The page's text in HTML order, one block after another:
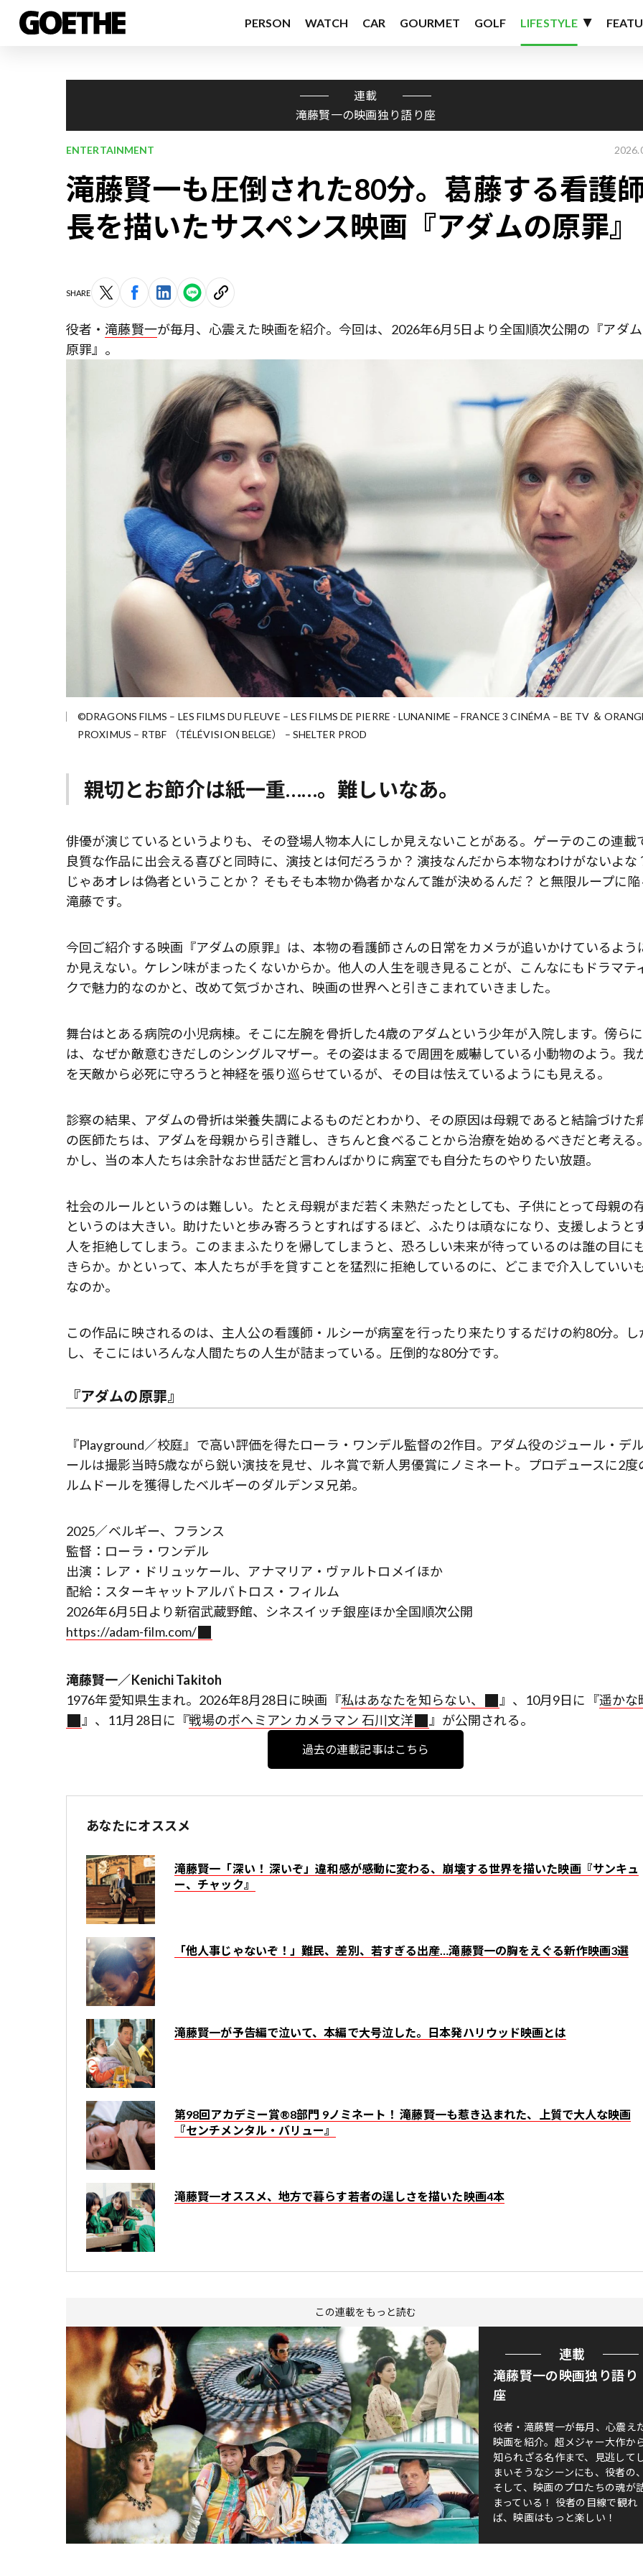
PERSON WATCH CAR GOURMET GOLF LIFESTYLE
連載
滝藤賢一の映画独り語り座
ENTERTAINMENT
滝藤賢一も圧倒された80分。葛藤する看護
長を描いたサスペンス映画『アダムの原罪』
SHARE
役者・滝藤賢一が毎月、心震えた映画を紹介。今回は、2026年6月5日より全国順次公開の『アダ
原罪』。
©DRAGONS FILMS – LES FILMS DU FLEUVE – LES FILMS DE PIERRE - LUNANIME – FRANCE 3 CINÉMA – BE TV ＆
PROXIMUS – RTBF （TÉLÉVISION BELGE） – SHELTER PROD
親切とお節介は紙一重……。難しいなあ。
俳優が演じているというよりも、その登場人物本人にしか見えないことがある。ゲーテのこの連載
良質な作品に出会える喜びと同時に、演技とは何だろうか？ 演技なんだから本物なわけがないよな
じゃあオレは偽者ということか？ そもそも本物か偽者かなんて誰が決めるんだ？ と無限ループに
滝藤です。
今回ご紹介する映画『アダムの原罪』は、本物の看護師さんの日常をカメラが追いかけているよう
か見えない。ケレン味がまったくないからか。他人の人生を覗き見ることが、こんなにもドラマテ
クで魅力的なのかと、改めて気づかされ、映画の世界へと引きこまれていきました。
舞台はとある病院の小児病棟。そこに左腕を骨折した4歳のアダムという少年が入院します。傍らに
は、なぜか敵意むきだしのシングルマザー。その姿はまるで周囲を威嚇している小動物のよう。我
を天敵から必死に守ろうと神経を張り巡らせているが、その目は怯えているようにも見える。
診察の結果、アダムの骨折は栄養失調によるものだとわかり、その原因は母親であると結論づけた
の医師たちは、アダムを母親から引き離し、きちんと食べることから治療を始めるべきだと考える
かし、当の本人たちは余計なお世話だと言わんばかりに病室でも自分たちのやりたい放題。
社会のルールというのは難しい。たとえ母親がまだ若く未熟だったとしても、子供にとって母親の
というのは大きい。助けたいと歩み寄ろうとすればするほど、ふたりは頑なになり、支援しようと
人を拒絶してしまう。このままふたりを帰してしまうと、恐ろしい未来が待っているのは誰の目に
きらか。かといって、本人たちが手を貸すことを猛烈に拒絶しているのに、どこまで介入していい
なのか。
この作品に映されるのは、主人公の看護師・ルシーが病室を行ったり来たりするだけの約80分。し
し、そこにはいろんな人間たちの人生が詰まっている。圧倒的な80分です。
『アダムの原罪』
『Playground／校庭』で高い評価を得たローラ・ワンデル監督の2作目。アダム役のジュール・デ
ールは撮影当時5歳ながら鋭い演技を見せ、ルネ賞で新人男優賞にノミネート。プロデュースに2度
ルムドールを獲得したベルギーのダルデンヌ兄弟。
2025／ベルギー、フランス
監督：ローラ・ワンデル
出演：レア・ドリュッケール、アナマリア・ヴァルトロメイほか
配給：スターキャットアルバトロス・フィルム
2026年6月5日より新宿武蔵野館、シネスイッチ銀座ほか全国順次公開
https://adam-film.com/
滝藤賢一／Kenichi Takitoh
1976年愛知県生まれ。2026年8月28日に映画『私はあなたを知らない、 』、10月9日に『遥かな
』、11月28日に『戦場のボヘミアン カメラマン 石川文洋 』が公開される。
過去の連載記事はこちら
あなたにオススメ
滝藤賢一「深い！ 深いぞ」違和感が感動に変わる、崩壊する世界を描いた映画『サンキュ
ー、チャック』
「他人事じゃないぞ！」難民、差別、若すぎる出産…滝藤賢一の胸をえぐる新作映画3選
滝藤賢一が予告編で泣いて、本編で大号泣した。日本発ハリウッド映画とは
第98回アカデミー賞®8部門 9ノミネート！ 滝藤賢一も惹き込まれた、上質で大人な映画
『センチメンタル・バリュー』
滝藤賢一オススメ、地方で暮らす若者の逞しさを描いた映画4本
この連載をもっと読む
連載
滝藤賢一の映画独り語り
座
役者・滝藤賢一が毎月、心震え
映画を紹介。超メジャー大作か
知られざる名作まで、見逃して
まいそうなシーンにも、役者の
そして、映画のプロたちの魂が
まっている！ 役者の目線で観れ
ば、映画はもっと楽しい！